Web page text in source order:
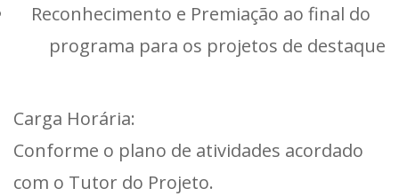
Reconhecimento e Premiação ao final do
programa para os projetos de destaque
Carga Horária:
Conforme o plano de atividades acordado
com o Tutor do Projeto.